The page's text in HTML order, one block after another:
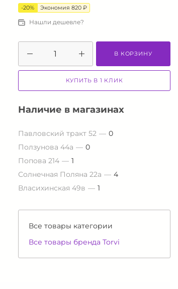
-20% Экономия 820 ₽
Нашли дешевле?
В КОРЗИНУ
КУПИТЬ В 1 КЛИК
Наличие в магазинах
Павловский тракт 52
0
Ползунова 44а
0
Попова 214
1
Солнечная Поляна 22а
4
Власихинская 49в
1
Все товары категории
Все товары бренда Torvi